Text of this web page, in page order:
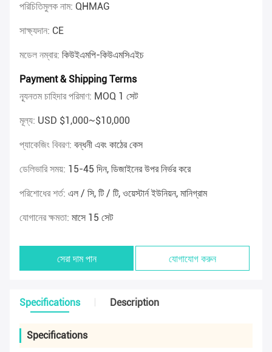
পরিচিতিমুলক নাম: QHMAG
সাক্ষ্যদান: CE
মডেল নম্বার: কিউইএমপি-কিউএমসিএইচ
Payment & Shipping Terms
ন্যূনতম চাহিদার পরিমাণ: MOQ 1 সেট
মূল্য: USD $1,000~$10,000
প্যাকেজিং বিবরণ: বন্ধনী এবং কাঠের কেস
ডেলিভারি সময়: 15-45 দিন, ডিজাইনের উপর নির্ভর করে
পরিশোধের শর্ত: এল / সি, টি / টি, ওয়েস্টার্ন ইউনিয়ন, মানিগ্রাম
যোগানের ক্ষমতা: মাসে 15 সেট
সেরা দাম পান যোগাযোগ করুন
Specifications Description
Specifications